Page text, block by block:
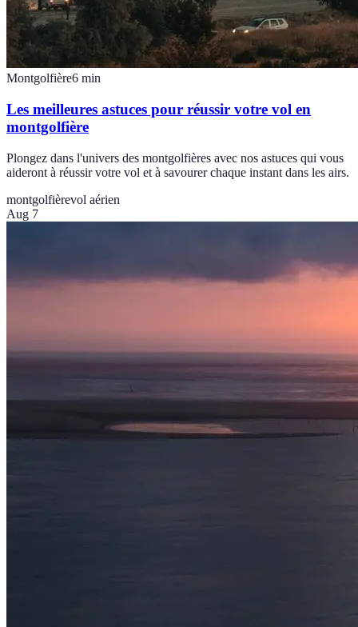
Montgolfière6 min
Les meilleures astuces pour réussir votre vol en
montgolfière
Plongez dans l'univers des montgolfières avec nos astuces qui vous
aideront à réussir votre vol et à savourer chaque instant dans les airs.
montgolfièrevol aérien
Aug 7